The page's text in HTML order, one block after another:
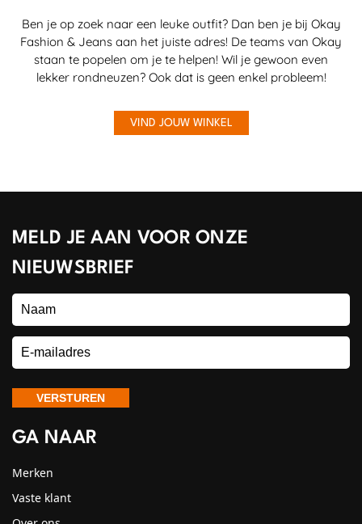
Ben je op zoek naar een leuke outfit? Dan ben je bij Okay
Fashion & Jeans aan het juiste adres! De teams van Okay
staan te popelen om je te helpen! Wil je gewoon even
lekker rondneuzen? Ook dat is geen enkel probleem!
VIND JOUW WINKEL
MELD JE AAN VOOR ONZE
NIEUWSBRIEF
GA NAAR
Merken
Vaste klant